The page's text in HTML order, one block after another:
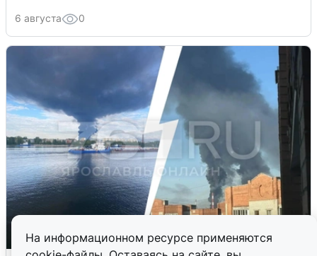
На информационном ресурсе применяются
6 августа 0